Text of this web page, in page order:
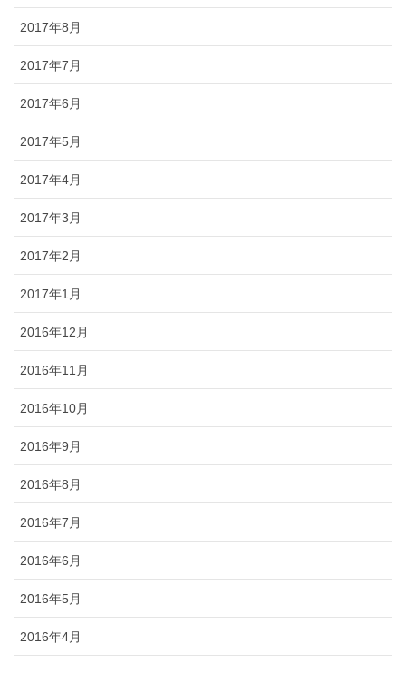
2017年8月
2017年7月
2017年6月
2017年5月
2017年4月
2017年3月
2017年2月
2017年1月
2016年12月
2016年11月
2016年10月
2016年9月
2016年8月
2016年7月
2016年6月
2016年5月
2016年4月